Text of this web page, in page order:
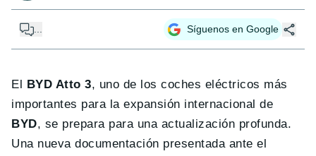
Síguenos en Google
El BYD Atto 3, uno de los coches eléctricos más
importantes para la expansión internacional de
BYD, se prepara para una actualización profunda.
Una nueva documentación presentada ante el